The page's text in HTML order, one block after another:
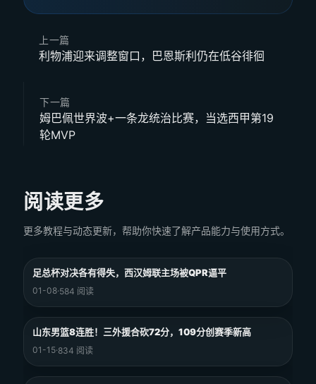
上一篇
利物浦迎来调整窗口，巴恩斯利仍在低谷徘徊
下一篇
姆巴佩世界波+一条龙统治比赛，当选西甲第19
轮MVP
阅读更多
更多教程与动态更新，帮助你快速了解产品能力与使用方式。
足总杯对决各有得失，西汉姆联主场被QPR逼平
01-08·584 阅读
山东男篮8连胜！三外援合砍72分，109分创赛季新高
01-15·834 阅读